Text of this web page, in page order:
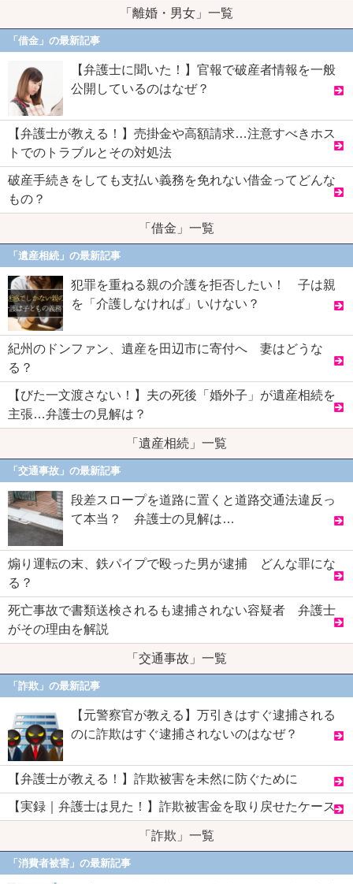
「離婚・男女」一覧
「借金」の最新記事
【弁護士に聞いた！】官報で破産者情報を一般
公開しているのはなぜ？
【弁護士が教える！】売掛金や高額請求…注意すべきホス
トでのトラブルとその対処法
破産手続きをしても支払い義務を免れない借金ってどんな
もの？
「借金」一覧
「遺産相続」の最新記事
犯罪を重ねる親の介護を拒否したい！ 子は親
を「介護しなければ」いけない？
紀州のドンファン、遺産を田辺市に寄付へ 妻はどうな
る？
【びた一文渡さない！】夫の死後「婚外子」が遺産相続を
主張…弁護士の見解は？
「遺産相続」一覧
「交通事故」の最新記事
段差スロープを道路に置くと道路交通法違反っ
て本当？ 弁護士の見解は…
煽り運転の末、鉄パイプで殴った男が逮捕 どんな罪にな
る？
死亡事故で書類送検されるも逮捕されない容疑者 弁護士
がその理由を解説
「交通事故」一覧
「詐欺」の最新記事
【元警察官が教える】万引きはすぐ逮捕される
のに詐欺はすぐ逮捕されないのはなぜ？
【弁護士が教える！】詐欺被害を未然に防ぐために
【実録｜弁護士は見た！】詐欺被害金を取り戻せたケース
「詐欺」一覧
「消費者被害」の最新記事